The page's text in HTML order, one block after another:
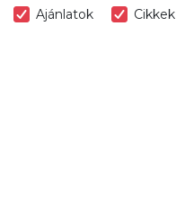
Ajánlatok Cikkek